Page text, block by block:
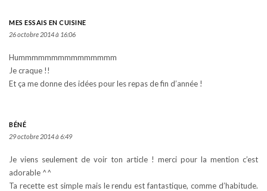
MES ESSAIS EN CUISINE
26 octobre 2014 à 16:06
Hummmmmmmmmmmmmmm
Je craque !!
Et ça me donne des idées pour les repas de fin d’année !
BÉNÉ
29 octobre 2014 à 6:49
Je viens seulement de voir ton article ! merci pour la mention c’est
adorable ^^
Ta recette est simple mais le rendu est fantastique, comme d’habitude.